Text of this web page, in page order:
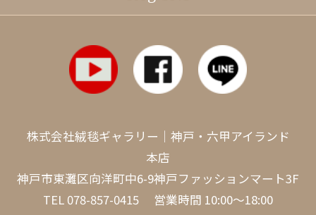
株式会社絨毯ギャラリー｜神戸・六甲アイランド
本店
神戸市東灘区向洋町中6-9神戸ファッションマート3F
TEL 078-857-0415 営業時間 10:00～18:00